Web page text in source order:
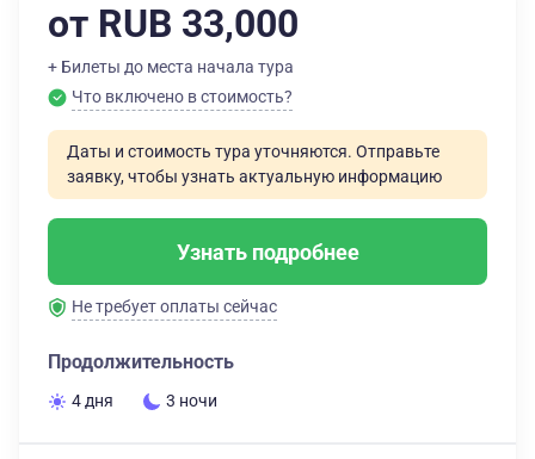
от RUB 33,000
+ Билеты до места начала тура
Что включено в стоимость?
Даты и стоимость тура уточняются. Отправьте
заявку, чтобы узнать актуальную информацию
Узнать подробнее
Не требует оплаты сейчас
Продолжительность
4 дня 3 ночи